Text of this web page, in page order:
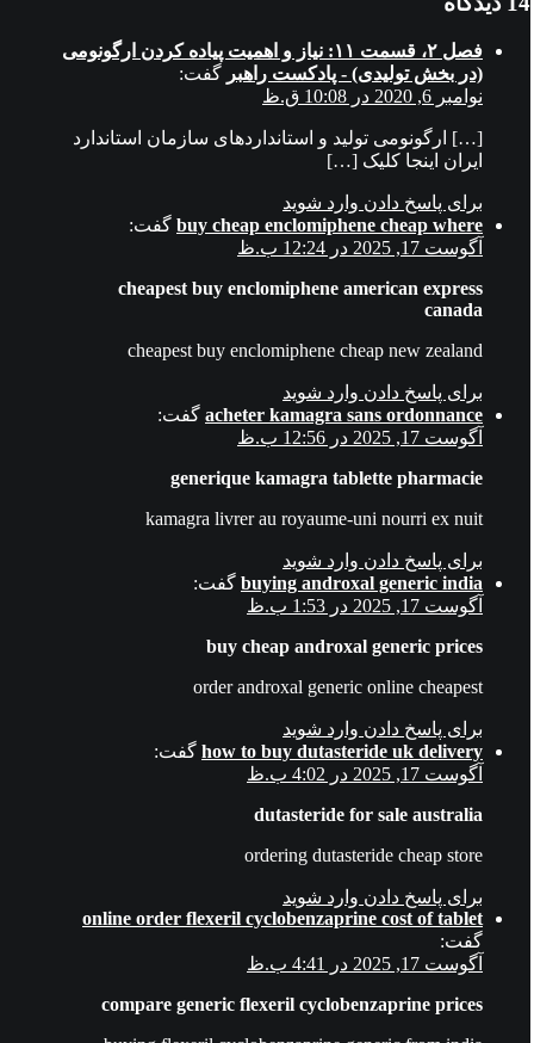
فصل ۲، قسمت ۱۱: نياز و اهميت پياده کردن ارگونومی
(در بخش توليدی) - پادکست راهبر گفت:
نوامبر 6, 2020 در 10:08 ق.ظ
[…] ارگونومی تولید و استانداردهای سازمان استاندارد
ایران اینجا کلیک […]
برای پاسخ دادن وارد شوید
buy cheap enclomiphene cheap where گفت:
آگوست 17, 2025 در 12:24 ب.ظ
cheapest buy enclomiphene american express
canada
cheapest buy enclomiphene cheap new zealand
برای پاسخ دادن وارد شوید
acheter kamagra sans ordonnance گفت:
آگوست 17, 2025 در 12:56 ب.ظ
generique kamagra tablette pharmacie
kamagra livrer au royaume-uni nourri ex nuit
برای پاسخ دادن وارد شوید
buying androxal generic india گفت:
آگوست 17, 2025 در 1:53 ب.ظ
buy cheap androxal generic prices
order androxal generic online cheapest
برای پاسخ دادن وارد شوید
how to buy dutasteride uk delivery گفت:
آگوست 17, 2025 در 4:02 ب.ظ
dutasteride for sale australia
ordering dutasteride cheap store
برای پاسخ دادن وارد شوید
online order flexeril cyclobenzaprine cost of tablet
گفت:
آگوست 17, 2025 در 4:41 ب.ظ
compare generic flexeril cyclobenzaprine prices